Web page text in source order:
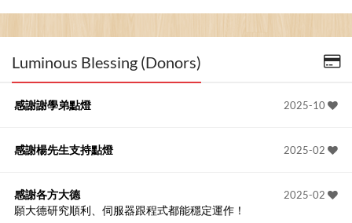
Luminous Blessing (Donors)
2025-10
感謝謝學弟點燈
2025-02
感謝楊先生支持點燈
2025-02
感謝各方大德
願大德研究順利、伺服器跟程式都能穩定運作！